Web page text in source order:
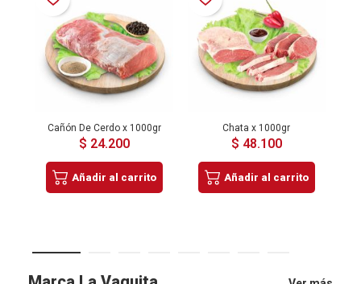
Cañón De Cerdo x 1000gr
$ 24.200
Añadir al carrito
Chata x 1000gr
$ 48.100
Añadir al carrito